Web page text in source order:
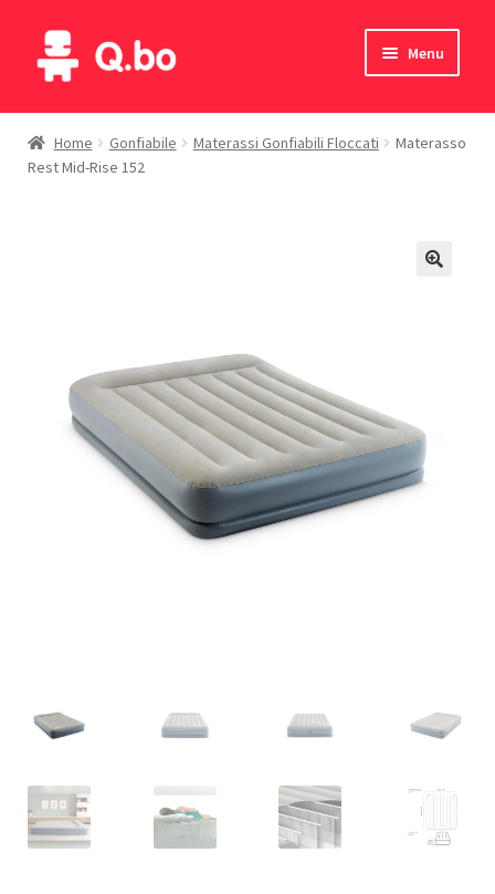
Vai
alla
Vai
al
Menu
Home
Blog
Il mio account
Home Gonfiabile Materassi Gonfiabili Floccati
Materasso
Rest Mid-Rise 152